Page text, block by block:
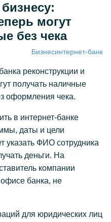
могут
без чека
Бизнесинтернет-банк
реконструкции и
получать наличные
оформления чека.
в интернет-банке
даты и цели
указать ФИО сотрудника
деньги. На
компании
банка, не
для юридических лиц